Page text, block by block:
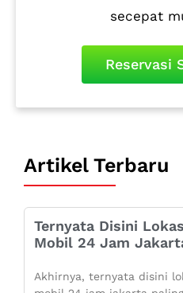
secepat
Reservasi
Artikel Terbaru
Ternyata Disini
Mobil 24 Jam
Akhirnya, ternyata disini